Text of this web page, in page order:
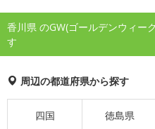
香川県 のGW(ゴールデンウィー
す
周辺の都道府県から探す
四国 徳島県